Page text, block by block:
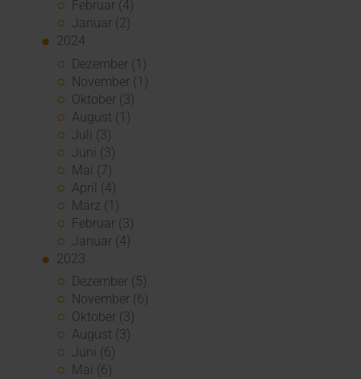
Februar (4)
Januar (2)
2024
Dezember (1)
November (1)
Oktober (3)
August (1)
Juli (3)
Juni (3)
Mai (7)
April (4)
März (1)
Februar (3)
Januar (4)
2023
Dezember (5)
November (6)
Oktober (3)
August (3)
Juni (6)
Mai (6)